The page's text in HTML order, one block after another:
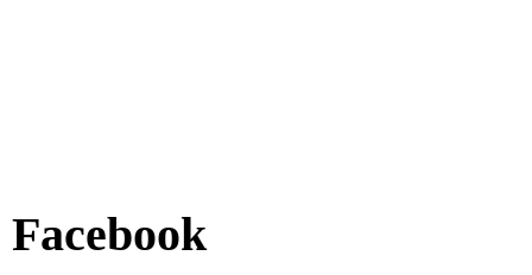
Facebook